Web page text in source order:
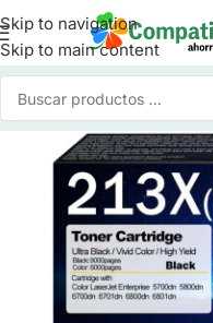
Skip to navigation
Skip to main content
Inicio/Toner para